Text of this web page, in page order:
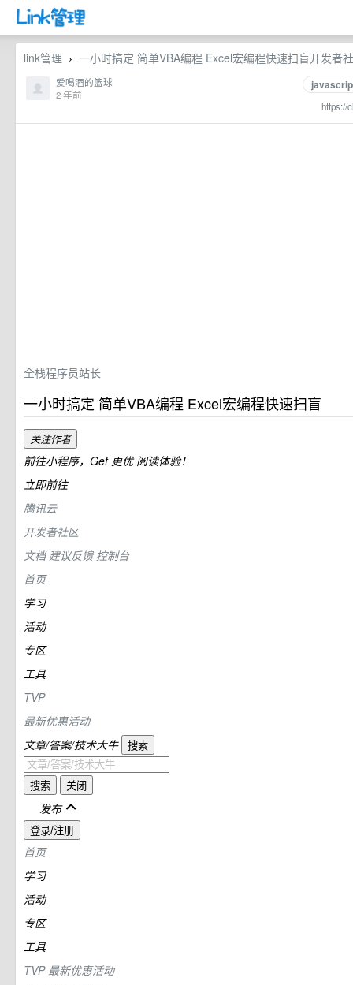
link管理 › 一小时搞定 简单VBA编程 Excel宏编程快速扫盲开发者
https://
爱喝酒的篮球
2 年前
全栈程序员站长
一小时搞定 简单VBA编程 Excel宏编程快速扫盲
关注作者
前往小程序，Get 更优阅读体验！
立即前往
腾讯云
开发者社区
文档建议反馈 控制台
首页
学习
活动
专区
工具
TVP
最新优惠活动
文章/答案/技术大牛
搜索
搜索 关闭
发布
登录/注册
首页
学习
活动
专区
工具
TVP 最新优惠活动